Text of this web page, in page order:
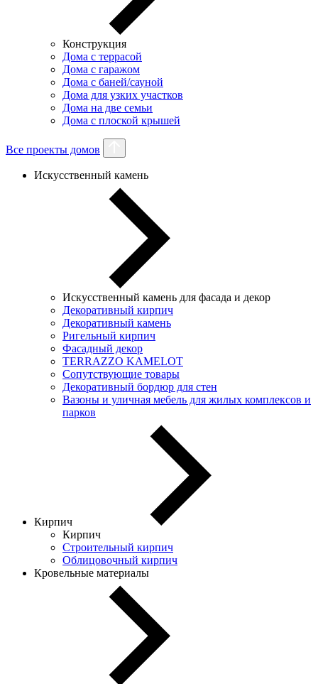
Конструкция
Дома с террасой
Дома с гаражом
Дома с баней/сауной
Дома для узких участков
Дома на две семьи
Дома с плоской крышей
Все проекты домов
Искусственный камень
Искусственный камень для фасада и декор
Декоративный кирпич
Декоративный камень
Ригельный кирпич
Фасадный декор
TERRAZZO KAMELOT
Сопутствующие товары
Декоративный бордюр для стен
Вазоны и уличная мебель для жилых комплексов и
парков
Кирпич
Кирпич
Строительный кирпич
Облицовочный кирпич
Кровельные материалы